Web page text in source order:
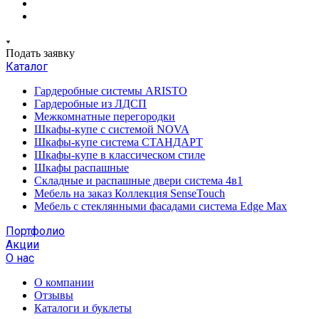
Подать заявку
Каталог
Гардеробные системы ARISTO
Гардеробные из ЛДСП
Межкомнатные перегородки
Шкафы-купе с системой NOVA
Шкафы-купе система СТАНДАРТ
Шкафы-купе в классическом стиле
Шкафы распашные
Складные и распашные двери система 4в1
Мебель на заказ Коллекция SenseTouch
Мебель с стеклянными фасадами система Edge Max
Портфолио
Акции
О нас
О компании
Отзывы
Каталоги и буклеты